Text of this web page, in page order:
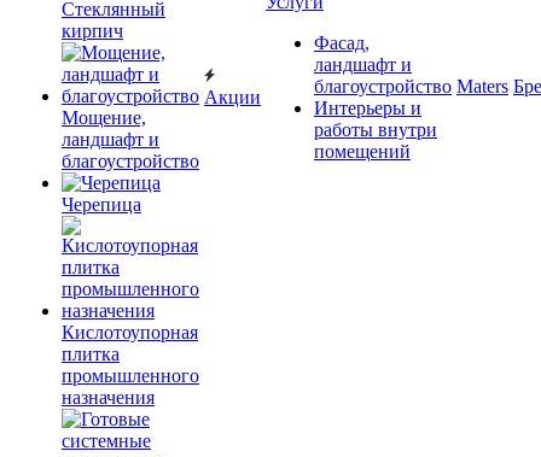
Cтеклянный
кирпич
Мощение,
ландшафт и
благоустройство
Черепица
Кислотоупорная
плитка
промышленного
назначения
Акции
Фасад,
ландшафт и
благоустройство
Интерьеры и
работы внутри
помещений
Maters